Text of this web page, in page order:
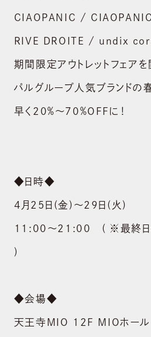
CIAOPANIC /
RIVE DROITE / undix
期間限定アウトレットフェアを
パルグループ人気ブランドの
早く20％～70％OFFに！
◆日時◆
4月25日(金)～29日(火)
11:00～21:00 ( ※最終日
)
◆会場◆
天王寺MIO 12F MIOホール